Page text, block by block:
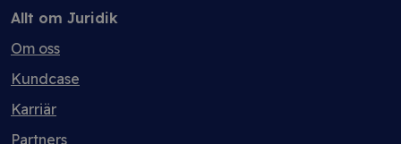
Allt om Juridik
Om oss
Kundcase
Karriär
Partners